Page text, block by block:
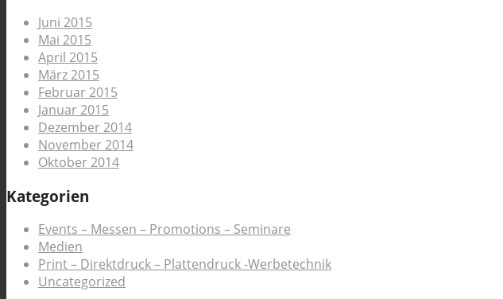
Juni 2015
Mai 2015
April 2015
März 2015
Februar 2015
Januar 2015
Dezember 2014
November 2014
Oktober 2014
Kategorien
Events – Messen – Promotions – Seminare
Medien
Print – Direktdruck – Plattendruck -Werbetechnik
Uncategorized